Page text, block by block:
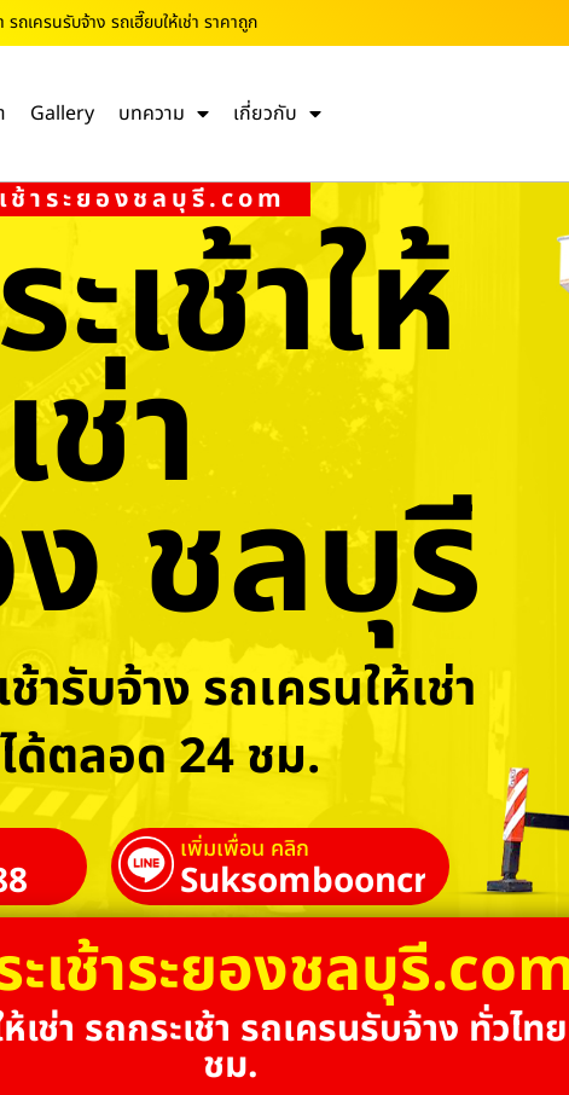
รถเครนรับจ้าง รถเฮี๊ยบให้เช่า ราคาถูก
Gallery บทความ เกี่ยวกับ
ช้าระยองชลบุรี.com
เช้าให้
เช่า
ชลบุรี
ารับจ้าง รถเครนให้เช่า
ด้ตลอด 24 ชม.
เพิ่มเพื่อน คลิก
Suksombooncrane
เช้าระยองชลบุรี
เช่า รถกระเช้า รถเครนรับจ้าง ทั่ว
ชม.